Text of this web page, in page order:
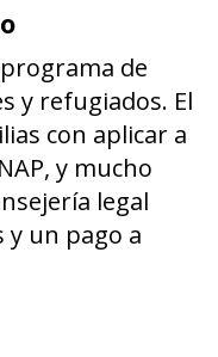
de
y refugiados. El
con aplicar a
y mucho
legal
un pago a